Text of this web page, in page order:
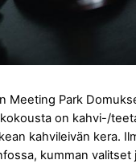
Meeting Park
on kahvi-/
kahvileivän kera.
kumman valitset